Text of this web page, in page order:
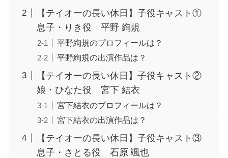
【テイオーの長い休日】子役キャスト①
息子・りき役 平野 絢規
平野絢規のプロフィールは？
平野絢規の出演作品は？
【テイオーの長い休日】子役キャスト②
娘・ひなた役 宮下 結衣
宮下結衣のプロフィールは？
宮下結衣の出演作品は？
【テイオーの長い休日】子役キャスト③
息子・さとる役 石原 颯也